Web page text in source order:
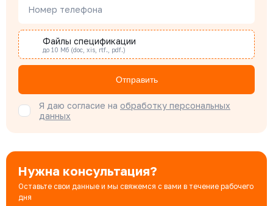
Специалист отдела снабжения
Бондарюк Евгения
Специалист отдела продаж
Номер телефона
Файлы спецификации
до 10 Мб (doc, xis, rtf., pdf.)
Отправить
Я даю согласие на обработку персональных
данных
Нужна консультация?
Оставьте свои данные и мы свяжемся с вами в течение рабочего
дня